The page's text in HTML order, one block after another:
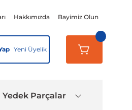
Hakkımızda Bayimiz Olun
Yeni Üyelik
Yedek Parçalar